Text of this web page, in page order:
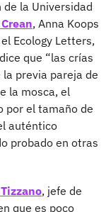
la Universidad
, Anna Koops
Ecology Letters,
dice que “las crías
previa pareja de
la mosca, el
por el tamaño de
auténtico
probado en otras
, jefe de
que es poco